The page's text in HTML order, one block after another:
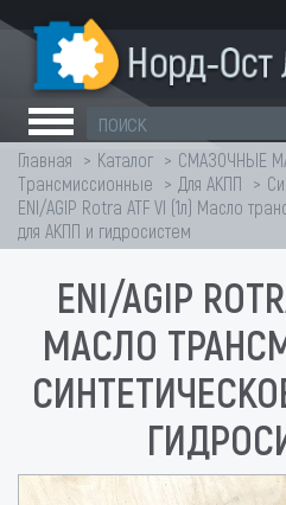
Главная Каталог СМАЗОЧНЫЕ
Трансмиссионные
Для АКПП
ENI/AGIP Rotra ATF VI (1л) Масло
для АКПП и гидросистем
ENI/AGIP
МАСЛО